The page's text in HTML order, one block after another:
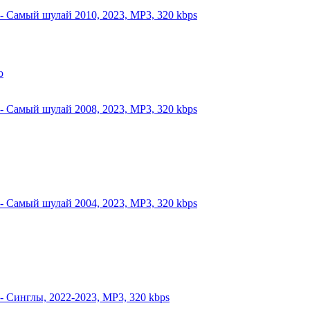
- Самый шулай 2010, 2023, MP3, 320 kbps
- Самый шулай 2008, 2023, MP3, 320 kbps
- Самый шулай 2004, 2023, MP3, 320 kbps
Синглы, 2022-2023, MP3, 320 kbps